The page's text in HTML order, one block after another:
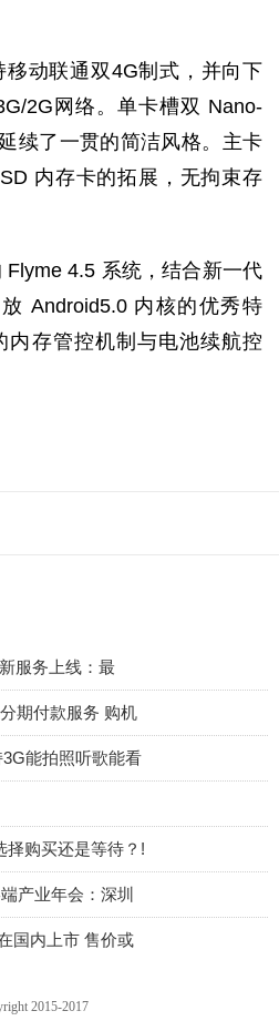
动联通双4G制式，并向下
2G网络。单卡槽双 Nano-
续了一贯的简洁风格。主卡
内存卡的拓展，无拘束存
4.5 系统，结合新一代
Android5.0 内核的优秀特
内存管控机制与电池续航控
服务上线：最
期付款服务 购机
能拍照听歌能看
择购买还是等待？!
产业年会：深圳
国内上市 售价或